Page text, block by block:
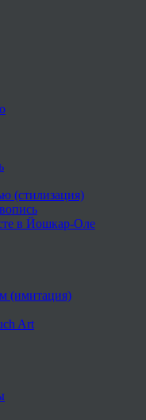
(стилизация)
в Йошкар-Оле
(имитация)
Art